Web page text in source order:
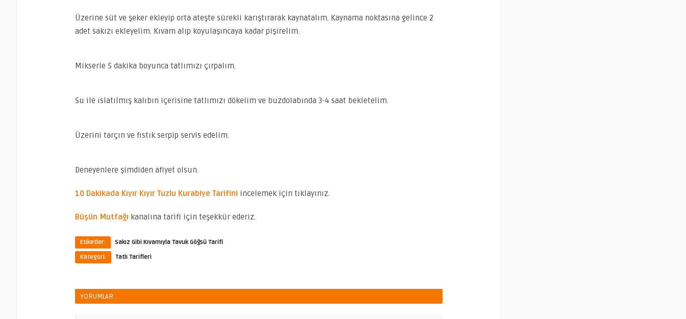
Üzerine süt ve şeker ekleyip orta ateşte sürekli karıştırarak kaynatalım. Kaynama noktasına gelince 2
adet sakızı ekleyelim. Kıvam alıp koyulaşıncaya kadar pişirelim.
Mikserle 5 dakika boyunca tatlımızı çırpalım.
Su ile ıslatılmış kalıbın içerisine tatlımızı dökelim ve buzdolabında 3-4 saat bekletelim.
Üzerini tarçın ve fıstık serpip servis edelim.
Deneyenlere şimdiden afiyet olsun.
10 Dakikada Kıyır Kıyır Tuzlu Kurabiye Tarifini incelemek için tıklayınız.
Büşün Mutfağı kanalına tarifi için teşekkür ederiz.
Etiketler:
Sakız Gibi Kıvamıyla Tavuk Göğsü Tarifi
Kategori:
Tatlı Tarifleri
YORUMLAR